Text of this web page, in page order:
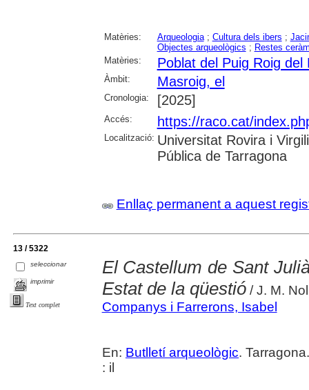
Matèries: Arqueologia; Cultura dels ibers ;
Objectes arqueològics ; Restes
Matèries:
Poblat del Puig Roig del
Àmbit: Masroig, el
Cronologia: [2025]
Accés: https://raco.cat/
Localització: Universitat Rovira i
Pública de Tarragona
Enllaç permanent a aquest
13 / 5322
seleccionar
imprimir
Text complet
El Castellum de Sant
Estat de la qüestió/ J. M.
Companys i Farrerons, Isabel
En: Butlletí arqueològic.
: il